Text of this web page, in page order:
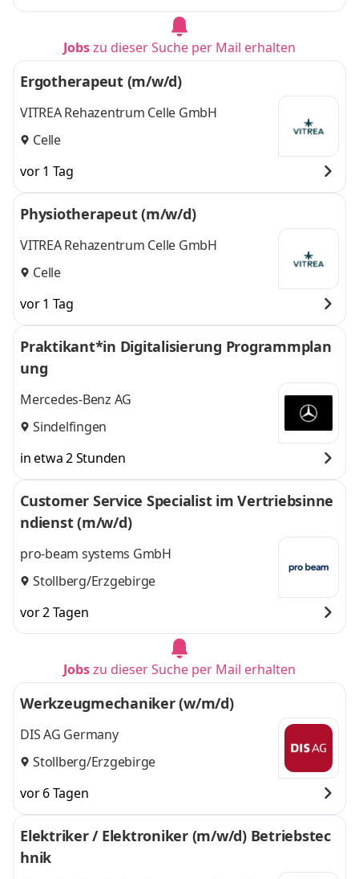
Jobszu dieser Suche per Mail erhalten
Ergotherapeut (m/w/d)
VITREA Rehazentrum Celle GmbH
Celle
vor 1 Tag
Physiotherapeut (m/w/d)
VITREA Rehazentrum Celle GmbH
Celle
vor 1 Tag
Praktikant*in Digitalisierung Programmplan
ung
Mercedes-Benz AG
Sindelfingen
in etwa 2 Stunden
Customer Service Specialist im Vertriebsinne
ndienst (m/w/d)
pro-beam systems GmbH
Stollberg/Erzgebirge
vor 2 Tagen
Jobszu dieser Suche per Mail erhalten
Werkzeugmechaniker (w/m/d)
DIS AG Germany
Stollberg/Erzgebirge
vor 6 Tagen
Elektriker / Elektroniker (m/w/d) Betriebstec
hnik